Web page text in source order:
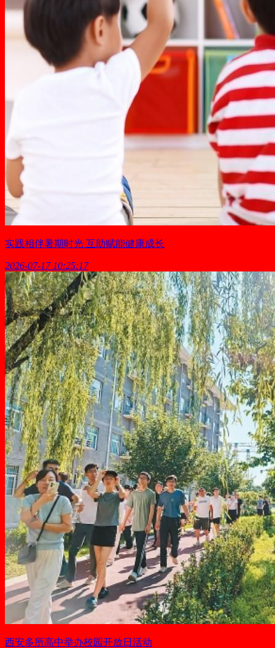
实践相伴暑期时光 互助赋能健康成长
2026-07-17 10:25:17
西安多所高中举办校园开放日活动